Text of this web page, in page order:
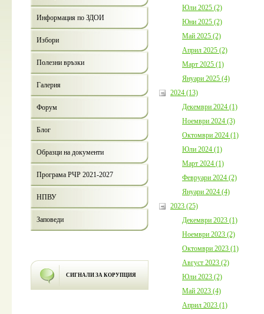
Информация по ЗДОИ
Избори
Полезни връзки
Галерия
Форум
Блог
Образци на документи
Програма РЧР 2021-2027
НПВУ
Заповеди
СИГНАЛИ ЗА КОРУПЦИЯ
Юли 2025 (2)
Юни 2025 (2)
Май 2025 (2)
Април 2025 (2)
Март 2025 (1)
Януари 2025 (4)
2024 (13)
Декември 2024 (1)
Ноември 2024 (3)
Октомври 2024 (1)
Юли 2024 (1)
Март 2024 (1)
Февруари 2024 (2)
Януари 2024 (4)
2023 (25)
Декември 2023 (1)
Ноември 2023 (2)
Октомври 2023 (1)
Август 2023 (2)
Юли 2023 (2)
Май 2023 (4)
Април 2023 (1)